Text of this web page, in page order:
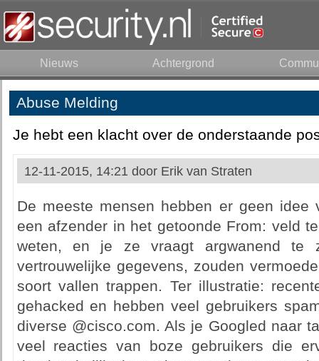
Nieuws Achtergrond
Abuse Melding
Je hebt een klacht over de onderstaande
12-11-2015, 14:21 door Erik van Straten
De meeste mensen hebben er geen
een afzender in het getoonde From: veld
weten, en je ze vraagt argwanend te
vertrouwelijke gegevens, zouden
soort vallen trappen. Ter illustratie:
gehacked en hebben veel gebruikers
diverse @cisco.com. Als je Googled naar
veel reacties van boze gebruikers die